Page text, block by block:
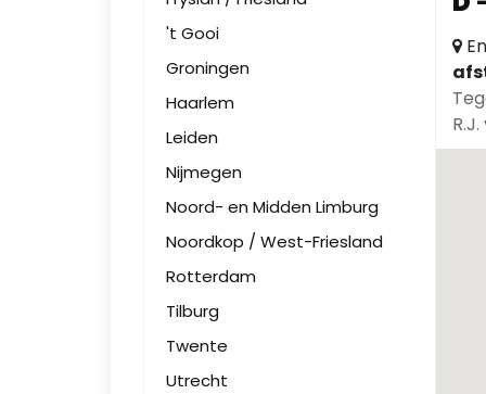
't Gooi
Groningen
Haarlem
Leiden
Nijmegen
Noord- en Midden Limburg
Noordkop / West-Friesland
Rotterdam
Tilburg
Twente
Utrecht